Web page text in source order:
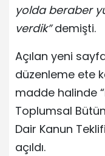
yolda beraber
verdik”demişti.
Açılan yeni
düzenleme ete
madde halinde
Toplumsal
Dair Kanun
açıldı.